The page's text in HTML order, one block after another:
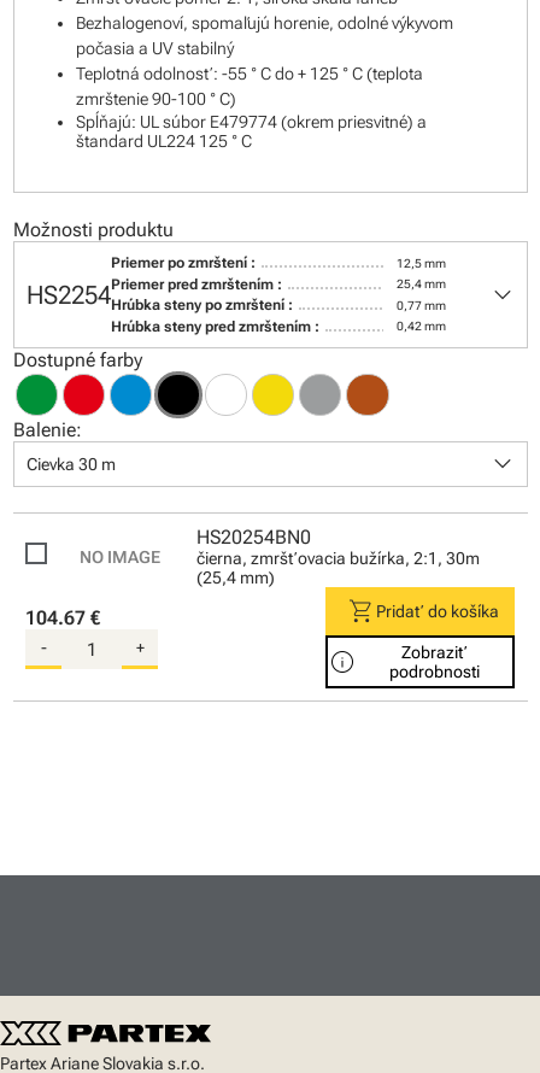
Bezhalogenoví, spomaľujú horenie, odolné výkyvom
počasia a UV stabilný
Teplotná odolnosť: -55 ° C do + 125 ° C (teplota
zmrštenie 90-100 ° C)
Spĺňajú: UL súbor E479774 (okrem priesvitné) a
štandard UL224 125 ° C
Možnosti produktu
HS2254
Priemer po zmrštení : 12,5 mm
Priemer pred zmrštením : 25,4 mm
Hrúbka steny po zmrštení : 0,77 mm
Hrúbka steny pred zmrštením : 0,42 mm
keyboard_arrow_down
Dostupné farby
Balenie:
Cievka 30 m keyboard_arrow_down
HS20254BN0
čierna, zmršťovacia bužírka, 2:1, 30m
(25,4 mm)
104.67 €
- +
shopping_cart Pridať do košíka
info
Zobraziť
podrobnosti
Partex Ariane Slovakia s.r.o.